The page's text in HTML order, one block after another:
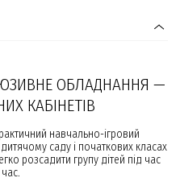
ОБЛАДНАННЯ —
КАБІНЕТІВ
навчально-ігровий
саду і початкових класах
розсадити групу дітей під час